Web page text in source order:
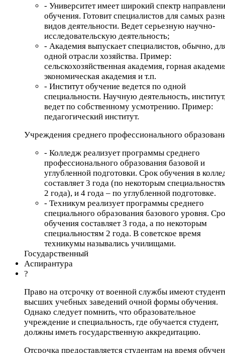
- Университет имеет широкий спектр
обучения. Готовит специалистов для самых
видов деятельности. Ведет серьезную научно-
исследовательскую деятельность;
- Академия выпускает специалистов, обычно,
одной отрасли хозяйства. Пример:
сельскохозяйственная академия, горная
экономическая академия и т.п.
- Институт обучение ведется по одной
специальности. Научную деятельность,
ведет по собственному усмотрению. Пример:
педагогический институт.
Учреждения среднего профессионального
- Колледж реализует программы среднего
профессионального образования базовой и
углубленной подготовки. Срок обучения в
составляет 3 года (по некоторым
2 года), и 4 года – по углубленной подготовке.
- Техникум реализует программы среднего
специального образования базового уровня.
обучения составляет 3 года, а по некоторым
специальностям 2 года. В советское время
техникумы назывались училищами.
Государственный
Аспирантура
?
Право на отсрочку от военной службы имеют
высших учебных заведений очной формы обучения.
Однако следует помнить, что образовательное
учреждение и специальность, где обучается студент,
должны иметь государственную аккредитацию.
Отсрочка предоставляется студентам на время